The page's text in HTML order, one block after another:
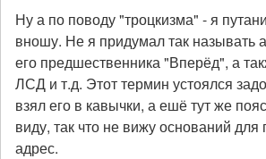
Ну а по поводу "троцкизма" - я
вношу. Не я придумал так называть
его предшественника "Вперёд", а
ЛСД и т.д. Этот термин устоялся
взял его в кавычки, а ешё тут же
виду, так что не вижу оснований для
адрес.